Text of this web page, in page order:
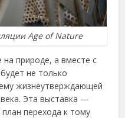
Age of Nature
природе, а вместе с
не только
жизнеутверждающей
Эта выставка —
перехода к тому